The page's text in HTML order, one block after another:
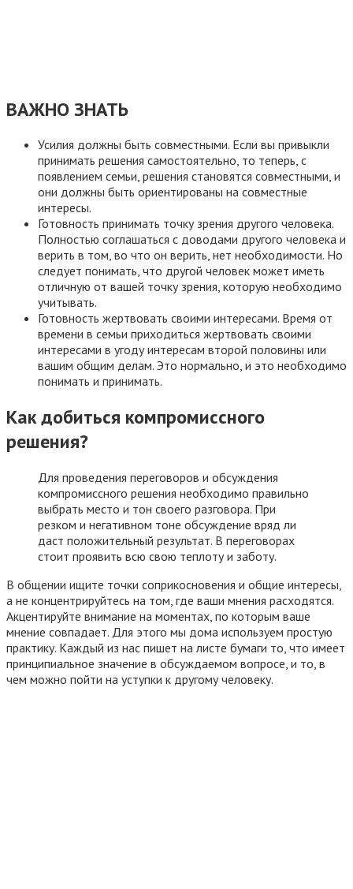
ВАЖНО ЗНАТЬ
Усилия должны быть совместными. Если вы привыкли
принимать решения самостоятельно, то теперь, с
появлением семьи, решения становятся совместными, и
они должны быть ориентированы на совместные
интересы.
Готовность принимать точку зрения другого человека.
Полностью соглашаться с доводами другого человека и
верить в том, во что он верить, нет необходимости. Но
следует понимать, что другой человек может иметь
отличную от вашей точку зрения, которую необходимо
учитывать.
Готовность жертвовать своими интересами. Время от
времени в семьи приходиться жертвовать своими
интересами в угоду интересам второй половины или
вашим общим делам. Это нормально, и это необходимо
понимать и принимать.
Как добиться компромиссного
решения?
Для проведения переговоров и обсуждения
компромиссного решения необходимо правильно
выбрать место и тон своего разговора. При
резком и негативном тоне обсуждение вряд ли
даст положительный результат. В переговорах
стоит проявить всю свою теплоту и заботу.
В общении ищите точки соприкосновения и общие интересы,
а не концентрируйтесь на том, где ваши мнения расходятся.
Акцентируйте внимание на моментах, по которым ваше
мнение совпадает. Для этого мы дома используем простую
практику. Каждый из нас пишет на листе бумаги то, что имеет
принципиальное значение в обсуждаемом вопросе, и то, в
чем можно пойти на уступки к другому человеку.